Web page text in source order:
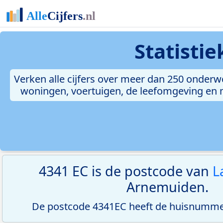
Verken alle cijfers over meer dan 250
woningen, voertuigen, de leefomgeving
4341 EC is de postcode van
Arnemuiden.
De postcode 4341EC heeft de